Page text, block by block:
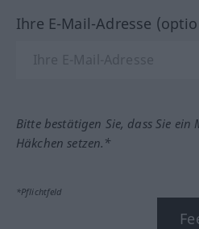
Ihre E-Mail-Adresse
Bitte bestätigen Sie, dass Sie ein
Häkchen setzen.*
*Pflichtfeld